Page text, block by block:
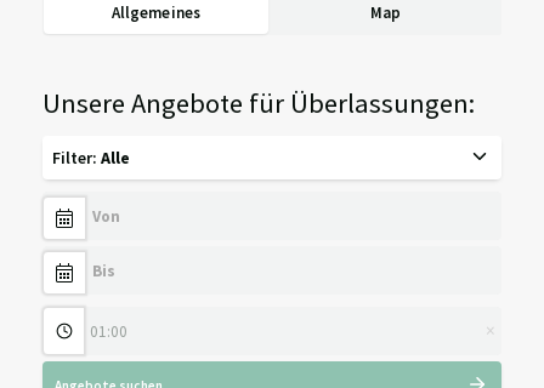
Allgemeines Map
Unsere Angebote für Überlassungen:
Filter: Alle
×